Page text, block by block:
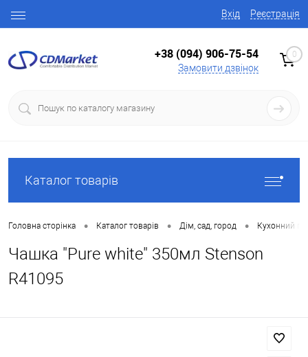
Вхід Реєстрація
+38 (094) 906-75-54
Замовити дзвінок
0
Каталог товарів
Головна сторінка • Каталог товарів • Дім, сад, город • Кухонний
Чашка "Pure white" 350мл Stenson
R41095